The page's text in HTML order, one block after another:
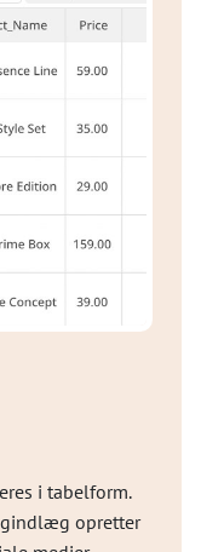
i tabelform.
opretter